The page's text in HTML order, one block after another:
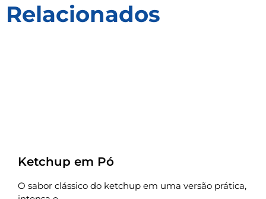
Relacionados
Ketchup em Pó
O sabor clássico do ketchup em uma versão prática,